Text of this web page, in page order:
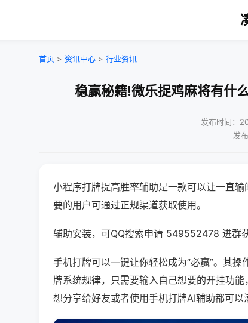
首页 > 资讯中心 > 行业资讯
稳赢秘籍!微乐捉鸡麻将有什
发布时间：
发
小程序打牌提高胜率辅助是一款可以让一直
要的用户可通过正规渠道获取使用。
辅助安装，可QQ搜索申请 549552478 进群
手机打牌可以一键让你轻松成为“必赢”。其
牌系统规律，只需要输入自己想要的开挂功
想分享给好友或者使用手机打牌AI辅助都可以